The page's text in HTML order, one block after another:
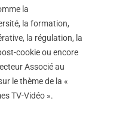
la
la formation,
la régulation, la
cookie ou encore
Associé au
le thème de la «
TV-Vidéo ».